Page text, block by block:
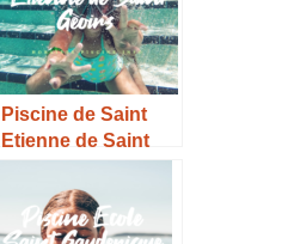
Piscine de Saint
Etienne de Saint
Geoirs – Horaires,
Tarifs et Infos –